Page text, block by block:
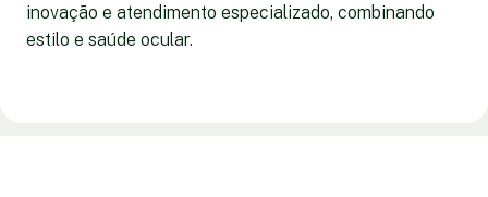
inovação e atendimento especializado, combinando
estilo e saúde ocular.